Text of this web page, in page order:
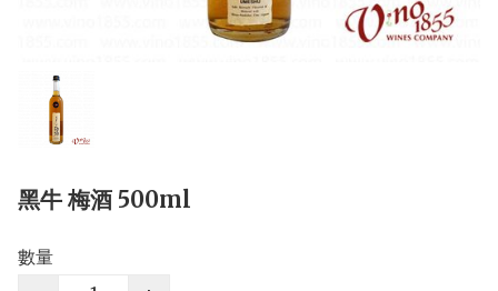
黑牛 梅酒 500ml
數量